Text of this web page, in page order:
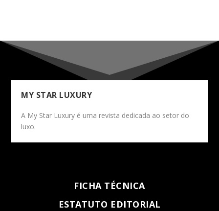
MY STAR LUXURY
A My Star Luxury é uma revista dedicada ao setor do
luxo.
FICHA TÉCNICA
ESTATUTO EDITORIAL